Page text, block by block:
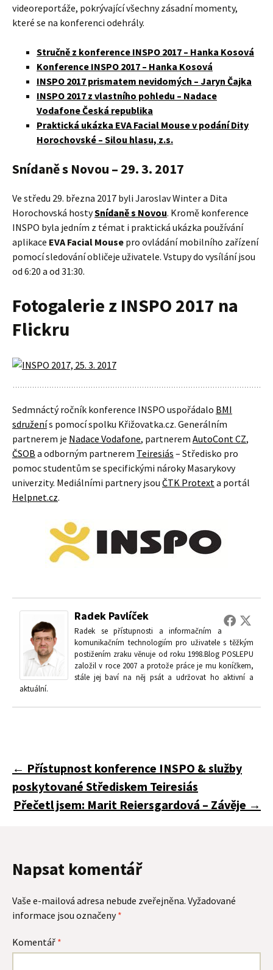
videoreportáže, pokrývající všechny zásadní momenty,
které se na konferenci odehrály.
Stručně z konference INSPO 2017 – Hanka Kosová
Konference INSPO 2017 – Hanka Kosová
INSPO 2017 prismatem nevidomých – Jaryn Čajka
INSPO 2017 z vlastního pohledu – Nadace
Vodafone Česká republika
Praktická ukázka EVA Facial Mouse v podání Dity
Horochovské – Silou hlasu, z.s.
Snídaně s Novou – 29. 3. 2017
Ve středu 29. března 2017 byli Jaroslav Winter a Dita
Horochovská hostySnídaně s Novou. Kromě konference
INSPO byla jedním z témat i praktická ukázka používání
aplikace EVA Facial Mouse pro ovládání mobilního zařízení
pomocí sledování obličeje uživatele. Vstupy do vysílání jsou
od 6:20 a od 31:30.
Fotogalerie z INSPO 2017 na
Flickru
Sedmnáctý ročník konference INSPO uspořádalo BMI
sdruženís pomocí spolku Křižovatka.cz. Generálním
partnerem je Nadace Vodafone, partnerem AutoCont CZ,
ČSOB a odborným partnerem Teiresiás – Středisko pro
pomoc studentům se specifickými nároky Masarykovy
univerzity. Mediálními partnery jsou ČTK Protexta portál
Helpnet.cz.
Radek Pavlíček
Radek se přístupnosti a informačním a
komunikačním technologiím pro uživatele s těžkým
postižením zraku věnuje od roku 1998.Blog POSLEPU
založil v roce 2007 a protože práce je mu koníčkem,
stále jej baví na něj psát a udržovat ho aktivní a
aktuální.
Navigace
pro
příspěvky
← Přístupnost konference INSPO & služby
poskytované Střediskem Teiresiás
Přečetl jsem: Marit Reiersgardová – Závěje →
Napsat komentář
Vaše e-mailová adresa nebude zveřejněna. Vyžadované
informace jsou označeny*
Komentář *